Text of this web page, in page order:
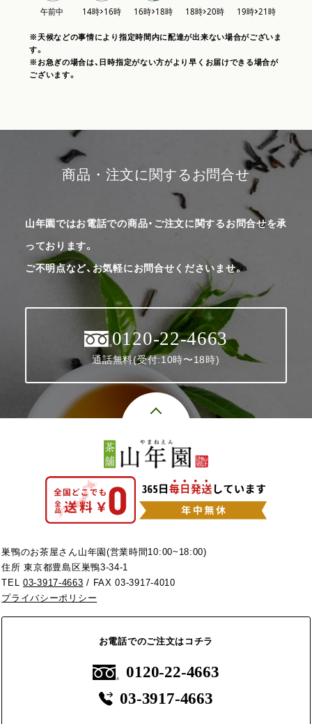
※天候などの事情により指定時間内に配達が出来ない場合がございま
す。
※お急ぎの場合は、日時指定がない方がより早くお届けできる場合が
ございます。
商品・注文に関するお問合せ
山年園ではお電話での商品・ご注文に関するお問合せを承
っております。
ご不明点など、お気軽にお問合せくださいませ。
0120-22-4663
通話無料(受付:10時〜18時)
巣鴨のお茶屋さん山年園(営業時間10:00~18:00)
住所 東京都豊島区巣鴨3-34-1
TEL03-3917-4663 / FAX 03-3917-4010
プライバシーポリシー
お電話でのご注文はコチラ
0120-22-4663
03-3917-4663